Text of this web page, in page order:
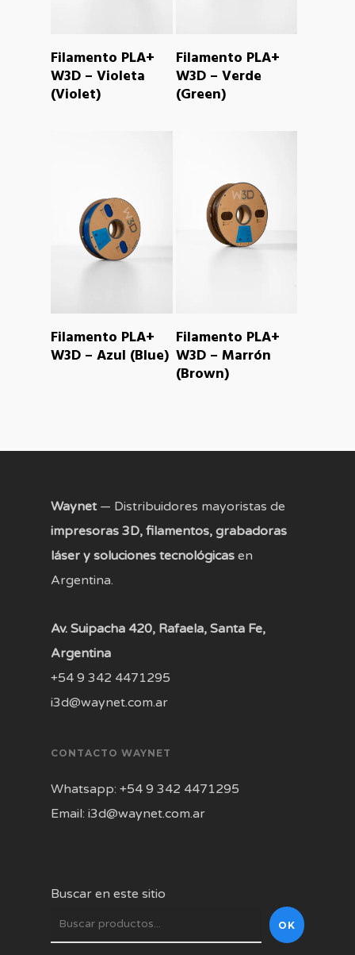
READ MORE
Filamento PLA+
W3D – Violeta
(Violet)
READ MORE
Filamento PLA+
W3D – Verde
(Green)
READ MORE
Filamento PLA+
W3D – Azul (Blue)
READ MORE
Filamento PLA+
W3D – Marrón
(Brown)
Waynet— Distribuidores mayoristas de
impresoras 3D, filamentos, grabadoras
láser y soluciones tecnológicas en
Argentina.
Av. Suipacha 420, Rafaela, Santa Fe,
Argentina
+54 9 342 4471295
i3d@waynet.com.ar
CONTACTO WAYNET
Whatsapp: +54 9 342 4471295
Email: i3d@waynet.com.ar
Buscar en este sitio
OK